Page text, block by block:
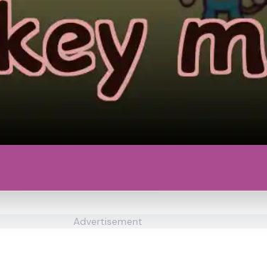
Advertisement